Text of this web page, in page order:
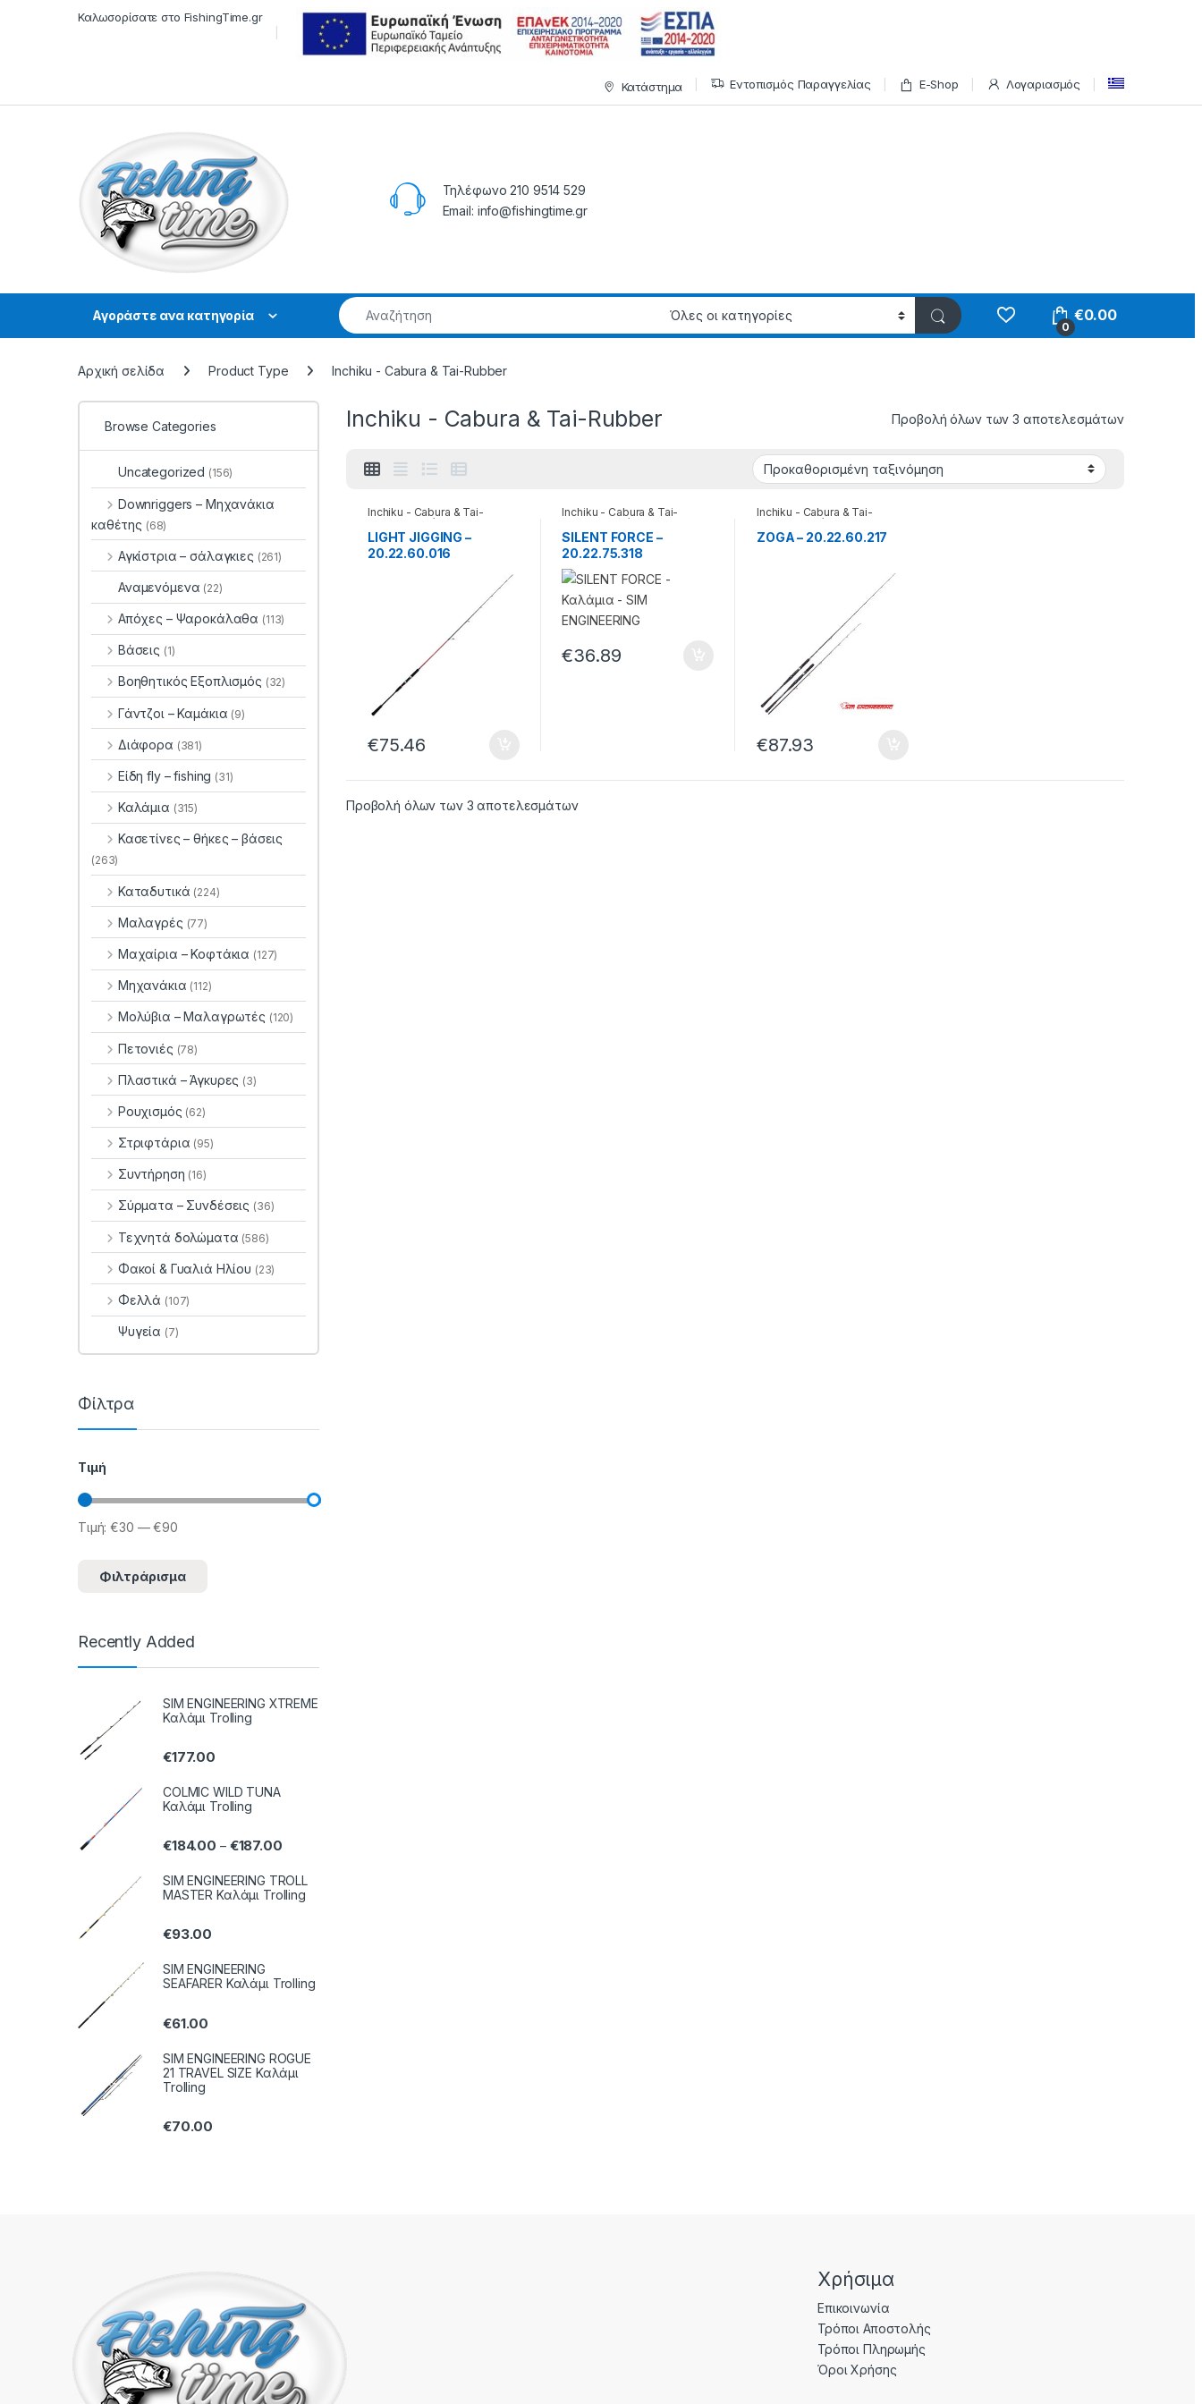
Καλωσορίσατε στο FishingTime.gr
Κατάστημα Εντοπισμός Παραγγελίας E-Shop Λογαριασμός
Τηλέφωνο 210 9514 529
Email: info@fishingtime.gr
Αγοράστε ανα κατηγορία
0
€0.00
Αρχική σελίδα Product Type Inchiku - Cabura & Tai-Rubber
Inchiku - Cabura & Tai-Rubber Προβολή όλων των 3 αποτελεσμάτων
Inchiku - Cabura & Tai-
Καλάμια
LIGHT JIGGING –
20.22.60.016
€75.46
Inchiku - Cabura & Tai-
Καλάμια
SILENT FORCE –
20.22.75.318
€36.89
Inchiku - Cabura & Tai-
Καλάμια
ZOGA – 20.22.60.217
€87.93
Προβολή όλων των 3 αποτελεσμάτων
Browse Categories
Uncategorized (156)
Downriggers – Μηχανάκια
καθέτης (68)
Αγκίστρια – σάλαγκιες (261)
Αναμενόμενα (22)
Απόχες – Ψαροκάλαθα (113)
Βάσεις (1)
Βοηθητικός Εξοπλισμός (32)
Γάντζοι – Καμάκια (9)
Διάφορα (381)
Είδη fly – fishing (31)
Καλάμια (315)
Κασετίνες – θήκες – βάσεις
(263)
Καταδυτικά (224)
Μαλαγρές (77)
Μαχαίρια – Κοφτάκια (127)
Μηχανάκια (112)
Μολύβια – Μαλαγρωτές (120)
Πετονιές (78)
Πλαστικά – Άγκυρες (3)
Ρουχισμός (62)
Στριφτάρια (95)
Συντήρηση (16)
Σύρματα – Συνδέσεις (36)
Τεχνητά δολώματα (586)
Φακοί & Γυαλιά Ηλίου (23)
Φελλά (107)
Ψυγεία (7)
Φίλτρα
Τιμή
Ελάχιστη τιμή
Μέγιστη τιμή
Φιλτράρισμα
Τιμή:€30 —€90
Recently Added
SIM ENGINEERING XTREME
Καλάμι Trolling
€177.00
COLMIC WILD TUNA
Καλάμι Trolling
€184.00 – €187.00
SIM ENGINEERING TROLL
MASTER Καλάμι Trolling
€93.00
SIM ENGINEERING
SEAFARER Καλάμι Trolling
€61.00
SIM ENGINEERING ROGUE
21 TRAVEL SIZE Καλάμι
Trolling
€70.00
Χρήσιμα
Επικοινωνία
Τρόποι Αποστολής
Τρόποι Πληρωμής
Όροι Χρήσης